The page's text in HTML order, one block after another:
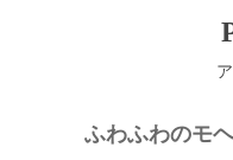
ふわふわのモ